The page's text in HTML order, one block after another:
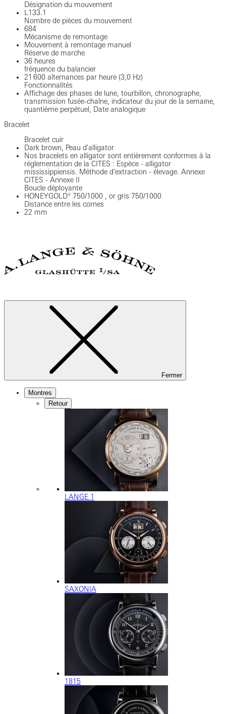
Désignation du mouvement
L133.1
Nombre de pièces du mouvement
684
Mécanisme de remontage
Mouvement à remontage manuel
Réserve de marche
36 heures
fréquence du balancier
21 600 alternances par heure (3,0 Hz)
Fonctionnalités
Affichage des phases de lune, tourbillon, chronographe,
transmission fusée-chaîne, indicateur du jour de la semaine,
quantième perpétuel, Date analogique
Bracelet
Bracelet cuir
Dark brown, Peau d'alligator
Nos bracelets en alligator sont entièrement conformes à la
réglementation de la CITES : Espèce - alligator
mississippiensis. Méthode d'extraction - élevage. Annexe
CITES - Annexe II
Boucle déployante
HONEYGOLD® 750/1000 , or gris 750/1000
Distance entre les cornes
22 mm
Fermer
Montres
Retour
LANGE 1
SAXONIA
1815